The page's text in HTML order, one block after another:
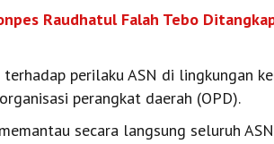
Raudhatul Falah Tebo
terhadap perilaku ASN di lingkungan
perangkat daerah (OPD).
secara langsung seluruh